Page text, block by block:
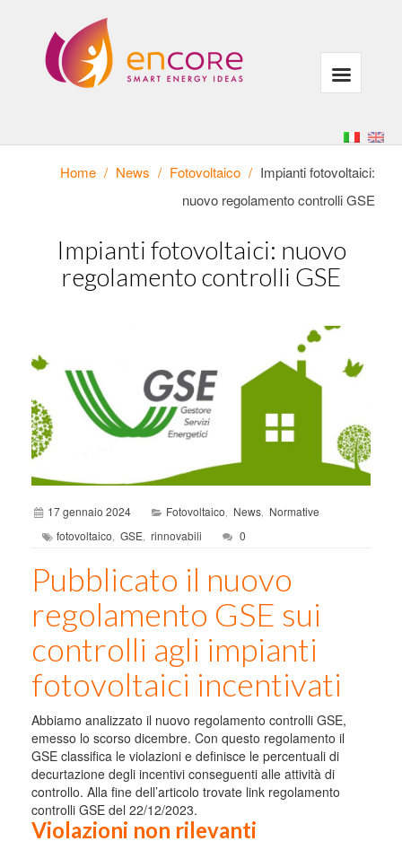
Home / News / Fotovoltaico / Impianti fotovoltaici:
nuovo regolamento controlli GSE
Impianti fotovoltaici: nuovo
regolamento controlli GSE
17 gennaio 2024 Fotovoltaico, News, Normative
fotovoltaico, GSE, rinnovabili 0
Pubblicato il nuovo
regolamento GSE sui
controlli agli impianti
fotovoltaici incentivati
Abbiamo analizzato il nuovo regolamento controlli GSE,
emesso lo scorso dicembre. Con questo regolamento il
GSE classifica le violazioni e definisce le percentuali di
decurtazione degli incentivi conseguenti alle attività di
controllo. Alla fine dell’articolo trovate link regolamento
controlli GSE del 22/12/2023.
Violazioni non rilevanti